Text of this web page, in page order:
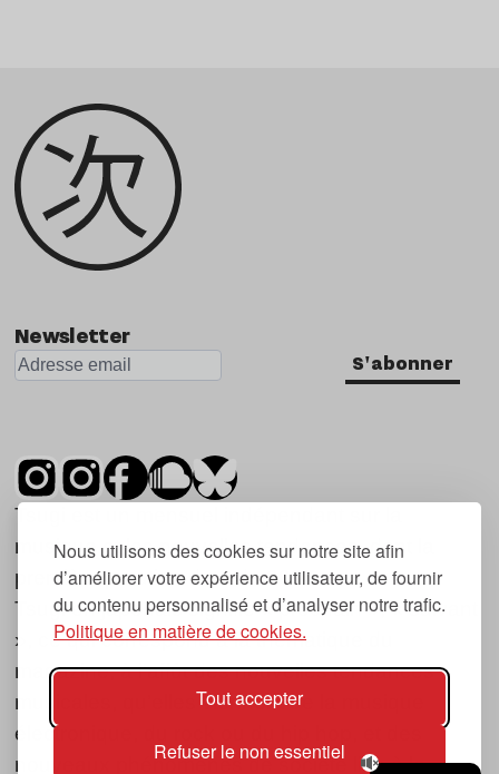
Nous utilisons des cookies sur notre site afin
d’améliorer votre expérience utilisateur, de fournir
du contenu personnalisé et d’analyser notre trafic.
Politique en matière de cookies.
Tout accepter
Refuser le non essentiel
Newsletter
S'abonner
Tsugi est un mensuel indépendant sur la
musique et les nouvelles tendances, dont la
première parution date de 2007.
Tsugi en japonais signifie « prochain », « suivant
», ce qui correspond à la thématique du
magazine, à l’affût des nouvelles tendances
musicales, qu’elles viennent de la musique
électronique, du rock ou du hip hop, et des
nouveaux phénomènes de société liés à la